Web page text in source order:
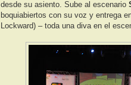
desde su asiento. Sube al escenario
boquiabiertos con su voz y entrega
Lockward) – toda una diva en el